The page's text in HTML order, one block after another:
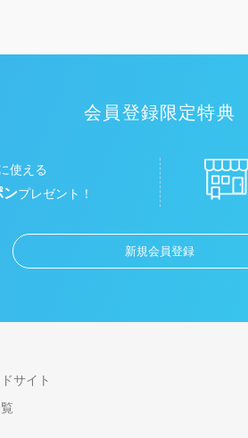
会員登録限定特典
使える
ンプレゼント！
新規会員登録
サイト